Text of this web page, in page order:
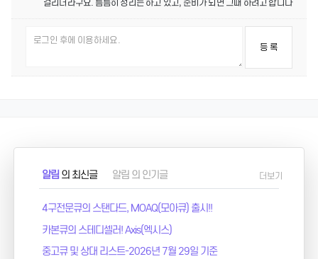
걸리더라구요. 틈틈히 정리는 하고 있고, 준비가 되면 그때 하려고 합니다
등 록
알림 의 최신글 알림 의 인기글 더보기
4구전문큐의 스탠다드, MOAQ(모아큐) 출시!!
카본큐의 스테디셀러! Axis(엑시스)
중고큐 및 상대 리스트-2026년 7월 29일 기준